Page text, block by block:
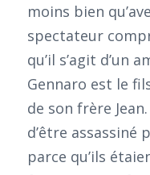
moins bien
spectateur
qu’il s’agit d’un
Gennaro est le
de son frère
d’être assassiné
parce qu’ils